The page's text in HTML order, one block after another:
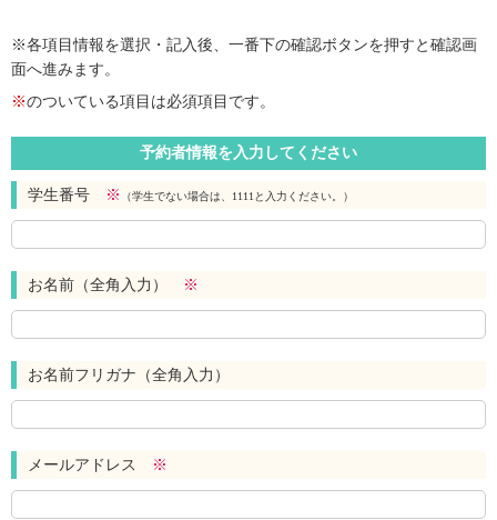
※各項目情報を選択・記入後、一番下の確認ボタンを押すと確認画
面へ進みます。
※のついている項目は必須項目です。
予約者情報を入力してください
学生番号 ※ （学生でない場合は、1111と入力ください。）
お名前（全角入力） ※
お名前フリガナ（全角入力）
メールアドレス ※